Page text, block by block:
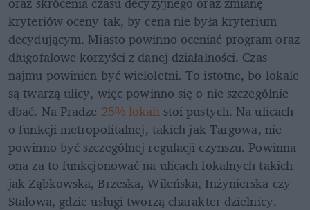
kryteriów oceny tak, by cena nie była kryterium
decydującym. Miasto powinno oceniać program oraz
długofalowe korzyści z danej działalności. Czas
najmu powinien być wieloletni. To istotne, bo lokale
są twarzą ulicy, więc powinno się o nie szczególnie
dbać. Na Pradze 25% lokali stoi pustych. Na ulicach
o funkcji metropolitalnej, takich jak Targowa, nie
powinno być szczególnej regulacji czynszu. Powinna
ona za to funkcjonować na ulicach lokalnych takich
jak Ząbkowska, Brzeska, Wileńska, Inżynierska czy
Stalowa, gdzie usługi tworzą charakter dzielnicy.